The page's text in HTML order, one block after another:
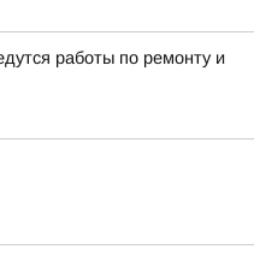
работы по ремонту и